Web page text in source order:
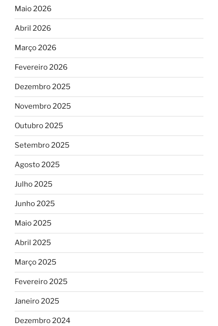
Maio 2026
Abril 2026
Março 2026
Fevereiro 2026
Dezembro 2025
Novembro 2025
Outubro 2025
Setembro 2025
Agosto 2025
Julho 2025
Junho 2025
Maio 2025
Abril 2025
Março 2025
Fevereiro 2025
Janeiro 2025
Dezembro 2024